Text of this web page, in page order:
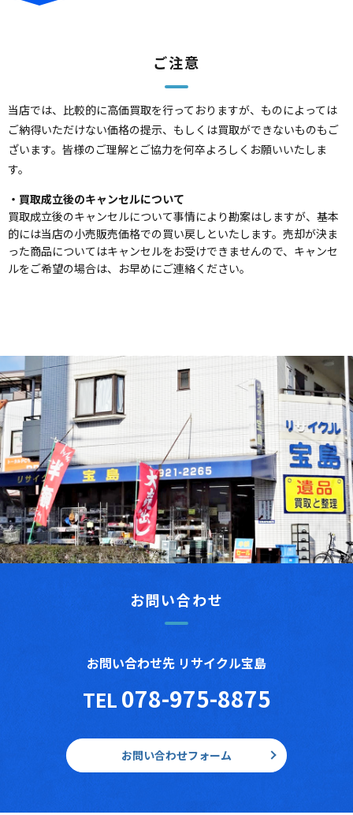
ご注意
当店では、比較的に高価買取を行っておりますが、ものによっては
ご納得いただけない価格の提示、もしくは買取ができないものもご
ざいます。皆様のご理解とご協力を何卒よろしくお願いいたしま
す。
・買取成立後のキャンセルについて
買取成立後のキャンセルについて事情により勘案はしますが、基本
的には当店の小売販売価格での買い戻しといたします。売却が決ま
った商品についてはキャンセルをお受けできませんので、キャンセ
ルをご希望の場合は、お早めにご連絡ください。
お問い合わせ
お問い合わせ先 リサイクル宝島
TEL 078-975-8875
お問い合わせフォーム